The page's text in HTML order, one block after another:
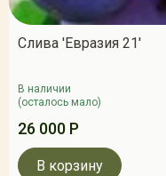
Слива 'Евразия 21'
В наличии
(осталось мало)
26 000 Р
В корзину